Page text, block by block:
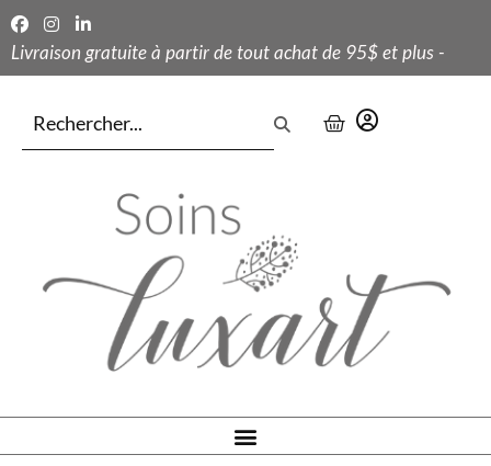
Livraison gratuite à partir de tout achat de 95$ et plus -